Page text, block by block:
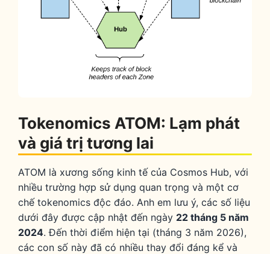
Tokenomics ATOM: Lạm phát
và giá trị tương lai
ATOM là xương sống kinh tế của Cosmos Hub, với
nhiều trường hợp sử dụng quan trọng và một cơ
chế tokenomics độc đáo. Anh em lưu ý, các số liệu
dưới đây được cập nhật đến ngày 22 tháng 5 năm
2024. Đến thời điểm hiện tại (tháng 3 năm 2026),
các con số này đã có nhiều thay đổi đáng kể và